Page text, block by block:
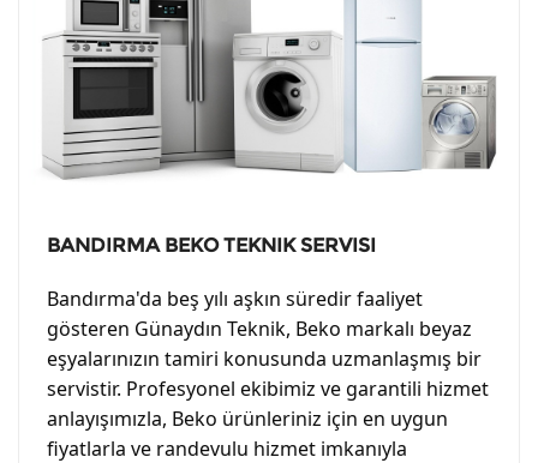
BANDIRMA BEKO TEKNIK SERVISI
Bandırma'da beş yılı aşkın süredir faaliyet
gösteren Günaydın Teknik, Beko markalı beyaz
eşyalarınızın tamiri konusunda uzmanlaşmış bir
servistir. Profesyonel ekibimiz ve garantili hizmet
anlayışımızla, Beko ürünleriniz için en uygun
fiyatlarla ve randevulu hizmet imkanıyla